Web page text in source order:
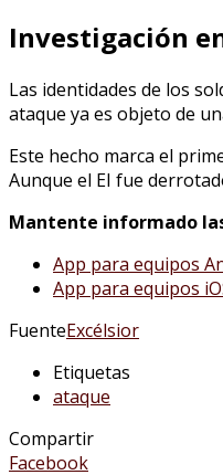
Investigación
Las identidades de los
ataque ya es objeto de
Este hecho marca el
Aunque el EI fue
Mantente informado
App para equipos
App para equipos
FuenteExcélsior
Etiquetas
ataque
Compartir
Facebook